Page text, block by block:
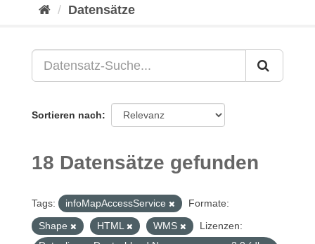
Datensätze
Sortieren nach
18 Datensätze gefunden
Tags: infoMapAccessService
Formate:
Shape
HTML WMS
Lizenzen: